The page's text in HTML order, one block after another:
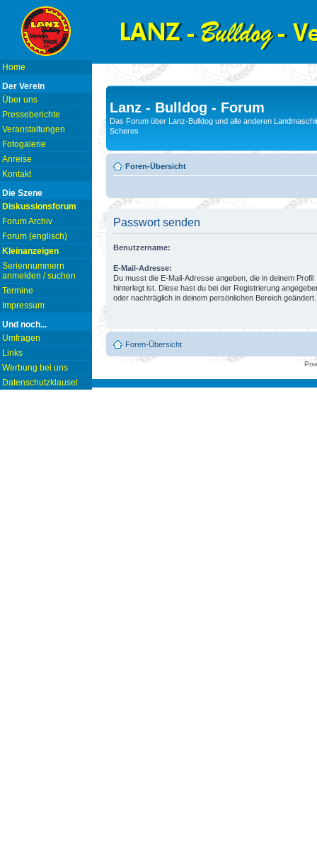
Home
Der Verein
Über uns
Presseberichte
Veranstaltungen
Fotogalerie
Anreise
Kontakt
Die Szene
Diskussionsforum
Forum Archiv
Forum (englisch)
Kleinanzeigen
Seriennummern
anmelden / suchen
Termine
Impressum
Und noch...
Umfragen
Links
Werbung bei uns
Datenschutzklausel
Lanz - Bulldog - Forum
Das Forum über Lanz-Bulldog und alle anderen
Scheres
Foren-Übersicht
Passwort senden
Benutzername:
E-Mail-Adresse:
Du musst die E-Mail-Adresse angeben, die in deinem Profil
hinterlegt ist. Diese hast du bei der Registrierung
oder nachträglich in deinem persönlichen Bereich geändert.
Foren-Übersicht